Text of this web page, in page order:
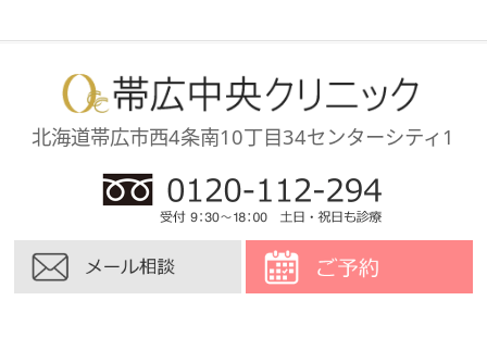
北海道帯広市西4条南10丁目34センターシティ1